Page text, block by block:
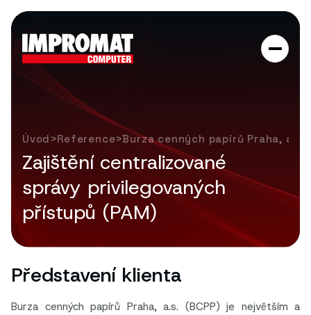
Úvod >Reference>Burza cenných papírů Praha, a. s.
Zajištění centralizované
správy privilegovaných
přístupů (PAM)
Představení klienta
Burza cenných papírů Praha, a.s. (BCPP) je největším a